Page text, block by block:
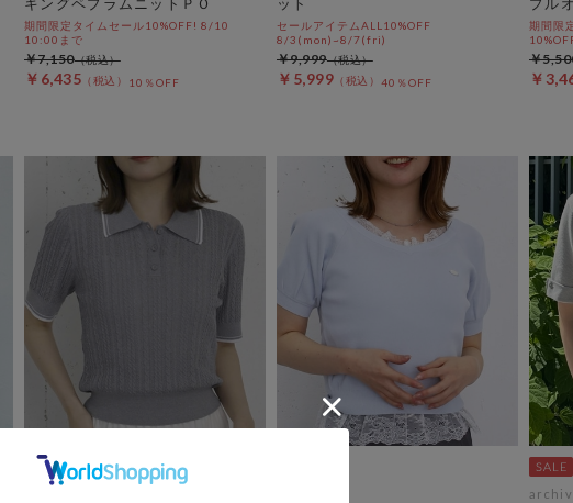
期間限定タイムセール10%OFF! 8/10
10:00まで
￥6,435 10％OFF
￥7,150
セールアイテムALL10%OFF
8/3(mon)~8/7(fri)
￥5,999 40％OFF
￥9,999
期間限
￥
￥